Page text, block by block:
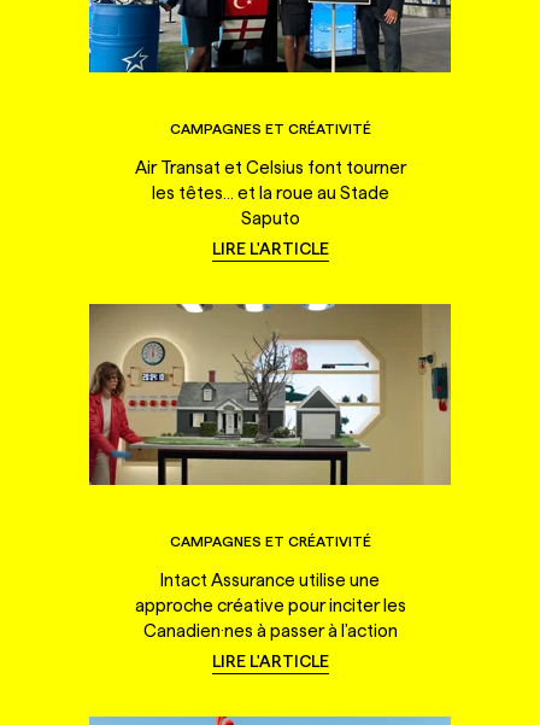
CAMPAGNES ET CRÉATIVITÉ
Air Transat et Celsius font tourner
les têtes... et la roue au Stade
Saputo
LIRE L'ARTICLE
CAMPAGNES ET CRÉATIVITÉ
Intact Assurance utilise une
approche créative pour inciter les
Canadien·nes à passer à l'action
LIRE L'ARTICLE